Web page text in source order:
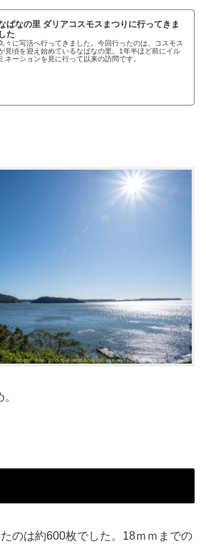
ばなの里 ダリアコスモスまつりに行ってきま
した
々に写活へ行ってきました。今回行ったのは、コスモス
見頃を迎え始めているなばなの里。1年半ほど前にイル
ミネーションを見に行って以来の訪問です。
のは約600枚でした。18ｍｍまでの